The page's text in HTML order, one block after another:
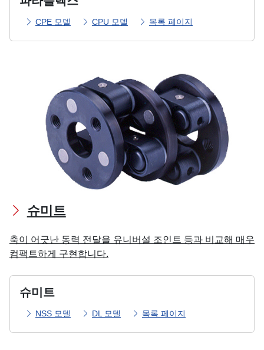
CPE 모델 CPU 모델 목록 페이지
슈미트
축이 어긋난 동력 전달을 유니버설 조인트 등과 비교해 매우
컴팩트하게 구현합니다.
슈미트
NSS 모델 DL 모델 목록 페이지